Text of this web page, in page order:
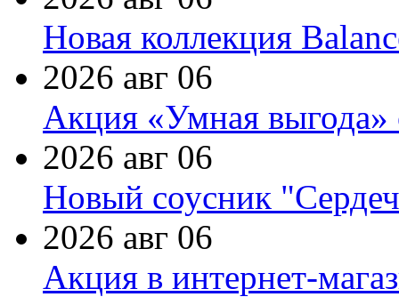
Новая коллекция
2026 авг 06
Акция «Умная выгода»
2026 авг 06
Новый соусник
2026 авг 06
Акция в интернет-